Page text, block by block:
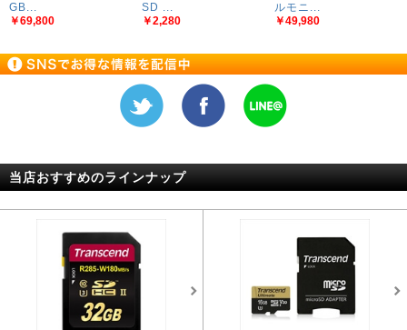
GB...
￥69,800
SD ...
￥2,280
ルモニ...
￥49,980
当店おすすめのラインナップ